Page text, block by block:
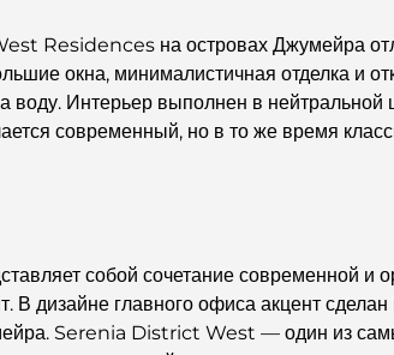
Residences на островах Джумейра
окна, минималистичная отделка и
Интерьер выполнен в нейтральной
современный, но в то же время
собой сочетание современной и
В дизайне главного офиса акцент
Serenia District West — один из